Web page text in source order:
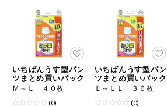
いちばんうす型パン
ツまとめ買いパック
Ｍ～Ｌ ４０枚
(0)
いちばんうす型パン
ツまとめ買いパック
Ｌ～ＬＬ ３６枚
(0)